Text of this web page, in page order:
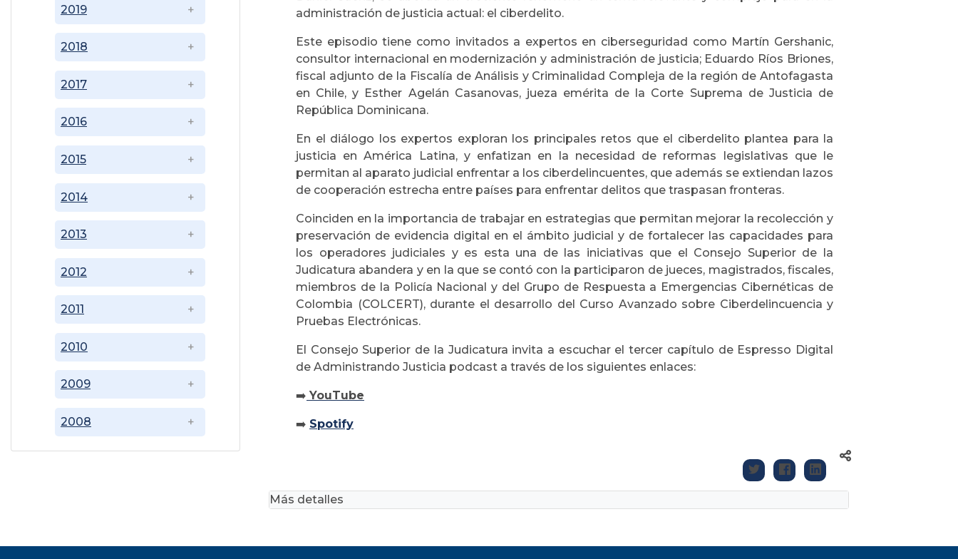
2008
2009
2010
2011
2012
2013
2014
2015
2016
2017
2018
2019
administración de justicia actual: el ciberdelito.
Este episodio tiene como invitados a expertos en ciberseguridad como Martín Gershanic,
consultor internacional en modernización y administración de justicia; Eduardo Ríos Briones,
fiscal adjunto de la Fiscalía de Análisis y Criminalidad Compleja de la región de Antofagasta
en Chile, y Esther Agelán Casanovas, jueza emérita de la Corte Suprema de Justicia de
República Dominicana.
En el diálogo los expertos exploran los principales retos que el ciberdelito plantea para la
justicia en América Latina, y enfatizan en la necesidad de reformas legislativas que le
permitan al aparato judicial enfrentar a los ciberdelincuentes, que además se extiendan lazos
de cooperación estrecha entre países para enfrentar delitos que traspasan fronteras.
Coinciden en la importancia de trabajar en estrategias que permitan mejorar la recolección y
preservación de evidencia digital en el ámbito judicial y de fortalecer las capacidades para
los operadores judiciales y es esta una de las iniciativas que el Consejo Superior de la
Judicatura abandera y en la que se contó con la participaron de jueces, magistrados, fiscales,
miembros de la Policía Nacional y del Grupo de Respuesta a Emergencias Cibernéticas de
Colombia (COLCERT), durante el desarrollo del Curso Avanzado sobre Ciberdelincuencia y
Pruebas Electrónicas.
El Consejo Superior de la Judicatura invita a escuchar el tercer capítulo de Espresso Digital
de Administrando Justicia podcast a través de los siguientes enlaces:
➡️ YouTube
➡️ Spotify
Más detalles